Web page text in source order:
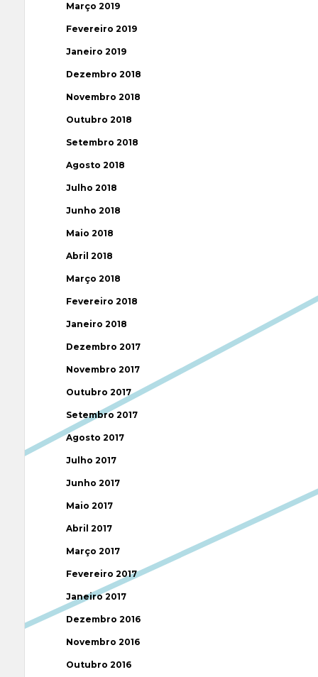
Março 2019
Fevereiro 2019
Janeiro 2019
Dezembro 2018
Novembro 2018
Outubro 2018
Setembro 2018
Agosto 2018
Julho 2018
Junho 2018
Maio 2018
Abril 2018
Março 2018
Fevereiro 2018
Janeiro 2018
Dezembro 2017
Novembro 2017
Outubro 2017
Setembro 2017
Agosto 2017
Julho 2017
Junho 2017
Maio 2017
Abril 2017
Março 2017
Fevereiro 2017
Janeiro 2017
Dezembro 2016
Novembro 2016
Outubro 2016